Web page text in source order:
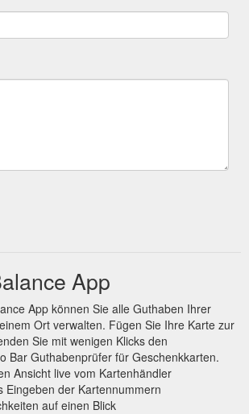
App
App können Sie alle Guthaben Ihrer
Ort verwalten. Fügen Sie Ihre Karte zur
Sie mit wenigen Klicks den
Bar Guthabenprüfer für Geschenkkarten.
Ansicht live vom Kartenhändler
Eingeben der Kartennummern
auf einen Blick